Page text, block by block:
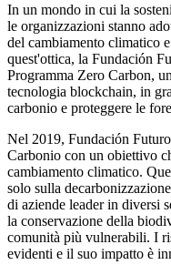
In un mondo in cui la
le organizzazioni stanno
del cambiamento climatico
quest'ottica, la Fundación
Programma Zero Carbon,
tecnologia blockchain, in
carbonio e proteggere le
Nel 2019, Fundación
Carbonio con un obiettivo
cambiamento climatico.
solo sulla
di aziende leader in diversi
la conservazione della
comunità più vulnerabili. I
evidenti e il suo impatto è